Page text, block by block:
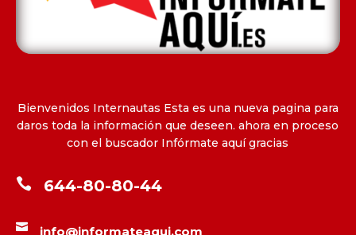
Bienvenidos Internautas Esta es una nueva pagina para
daros toda la información que deseen. ahora en proceso
con el buscador Infórmate aquí gracias
 644-80-80-44
 info@informateaqui.com